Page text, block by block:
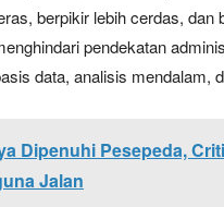
berpikir lebih cerdas, dan
pendekatan
data, analisis mendalam,
Dipenuhi Pesepeda,
Jalan